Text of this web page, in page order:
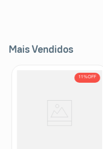
Mais Vendidos
11%OFF